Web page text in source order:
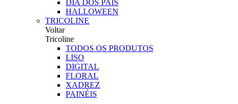
DIA DOS PAIS
HALLOWEEN
TRICOLINE
Voltar
Tricoline
TODOS OS PRODUTOS
LISO
DIGITAL
FLORAL
XADREZ
PAINÉIS